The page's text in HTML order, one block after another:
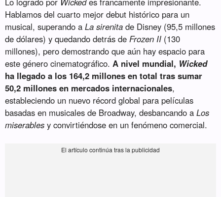
Hablamos del cuarto mejor debut histórico para un
musical, superando aLa sirenita de Disney (95,5 millones
de dólares) y quedando detrás de Frozen II (130
millones), pero demostrando que aún hay espacio para
este género cinematográfico. A nivel mundial, Wicked
ha llegado a los 164,2 millones en total tras sumar
50,2 millones en mercados internacionales,
estableciendo un nuevo récord global para películas
basadas en musicales de Broadway, desbancando aLos
miserables y convirtiéndose en un fenómeno comercial.